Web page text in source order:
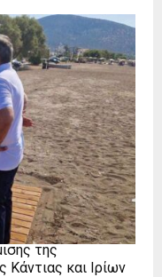
της
Κάντιας και Ιρίων